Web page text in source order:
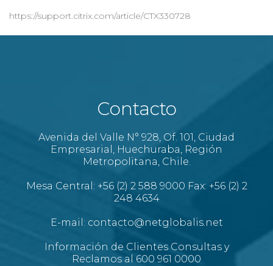
https://support.citrix.com/article/CTX330728
Contacto
Avenida del Valle N° 928, Of. 101, Ciudad
Empresarial, Huechuraba, Región
Metropolitana, Chile.
Mesa Central: +56 (2) 2 588 9000 Fax: +56 (2) 2
248 4634
E-mail: contacto@netglobalis.net
Información de Clientes Consultas y
Reclamos al 600 961 0000